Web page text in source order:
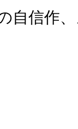
自信作